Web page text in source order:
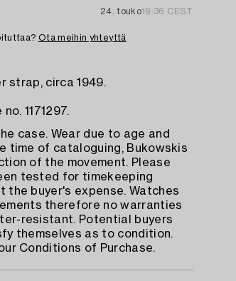
24. touko19:36 CEST
Ota meihin yhteyttä
strap, circa 1949.
1171297.
case. Wear due to age and
time of cataloguing, Bukowskis
of the movement. Please
tested for timekeeping
the buyer's expense. Watches
therefore no warranties
resistant. Potential buyers
themselves as to condition.
Conditions of Purchase.